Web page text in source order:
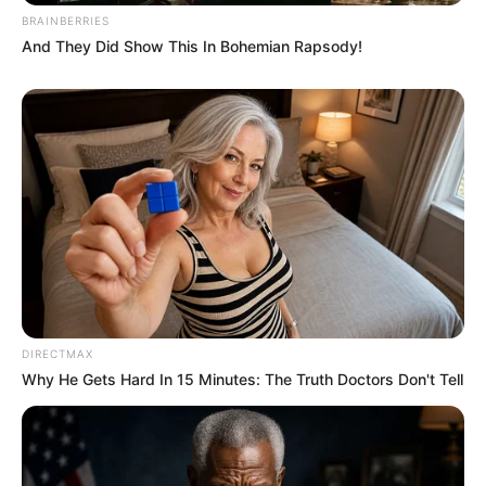
ΔΙΕΘΝΗ ΣΗΜΑΝΤΙΚΕΣ ΕΙΔΗΣΕΙΣ
Ο Πούτιν υπόσχεται να καταστρέψει τη
σατανική κυριαρχία του «αιμοδιψούς»
Ισραήλ στην Ουάσινγκτον
Ο Πούτιν υπόσχεται να καταστρέψει τη σατανική κυριαρχία
του «αιμοδιψούς» Ισραήλ στην Ουάσινγκτον.. Πολύ πριν καν
το προσέξει ο κόσμος, ο Βλαντιμίρ Πούτιν ταρακούνησε
την...
BRAINBERRIES
And They Did Show This In Bohemian Rapsody!
DIRECTMAX
Why He Gets Hard In 15 Minutes: The Truth Doctors Don't Tell